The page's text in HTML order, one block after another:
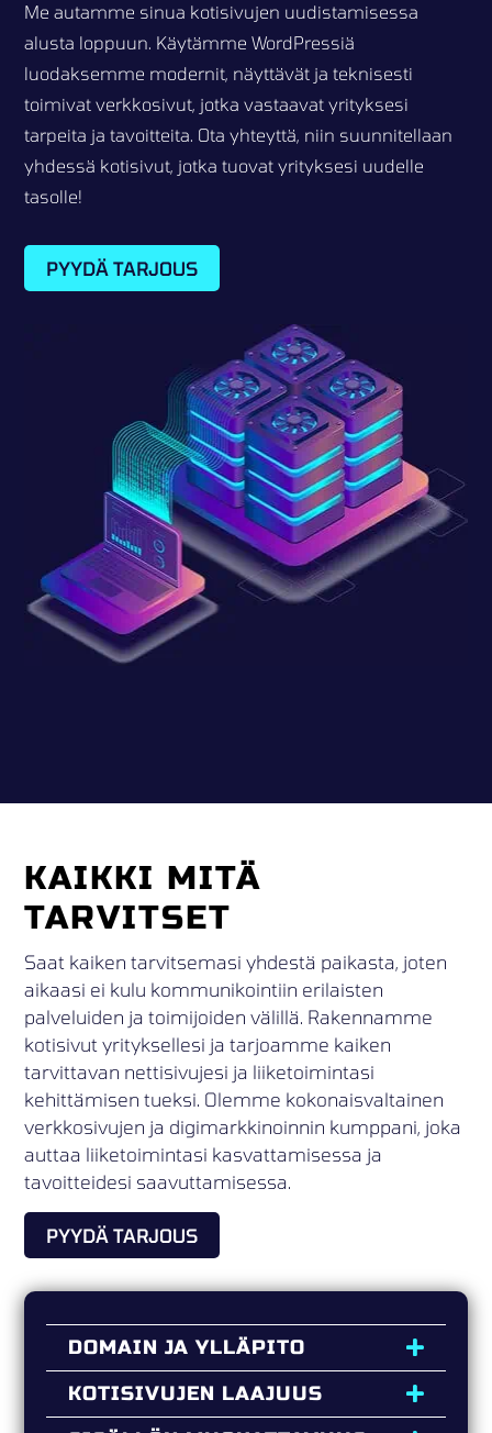
Me autamme sinua kotisivujen uudistamisessa
alusta loppuun. Käytämme WordPressiä
luodaksemme modernit, näyttävät ja teknisesti
toimivat verkkosivut, jotka vastaavat yrityksesi
tarpeita ja tavoitteita. Ota yhteyttä, niin suunnitellaan
yhdessä kotisivut, jotka tuovat yrityksesi uudelle
tasolle!
PYYDÄ TARJOUS
KAIKKI MITÄ
TARVITSET
Saat kaiken tarvitsemasi yhdestä paikasta, joten
aikaasi ei kulu kommunikointiin erilaisten
palveluiden ja toimijoiden välillä. Rakennamme
kotisivut yrityksellesi ja tarjoamme kaiken
tarvittavan nettisivujesi ja liiketoimintasi
kehittämisen tueksi. Olemme kokonaisvaltainen
verkkosivujen ja digimarkkinoinnin kumppani, joka
auttaa liiketoimintasi kasvattamisessa ja
tavoitteidesi saavuttamisessa.
PYYDÄ TARJOUS
DOMAIN JA YLLÄPITO
KOTISIVUJEN LAAJUUS